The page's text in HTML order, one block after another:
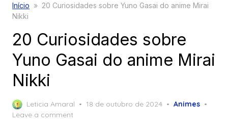
Início » 20 Curiosidades sobre Yuno Gasai do anime Mirai
Nikki
20 Curiosidades sobre
Yuno Gasai do anime Mirai
Nikki
Leticia Amaral
Posted
18 de outubro de 2024
Animes
Leave a comment